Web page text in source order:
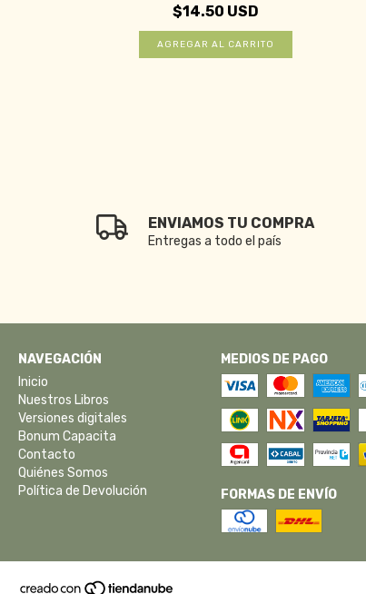
$14.50 USD
ENVIAMOS TU COMPRA
Entregas a todo el país
NAVEGACIÓN
Inicio
Nuestros Libros
Versiones digitales
Bonum Capacita
Contacto
Quiénes Somos
Política de Devolución
MEDIOS DE PAGO
FORMAS DE ENVÍO